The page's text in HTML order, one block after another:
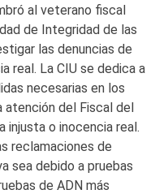
al veterano fiscal
de Integridad de las
las denuncias de
real. La CIU se dedica a
necesarias en los
atención del Fiscal del
injusta o inocencia real.
reclamaciones de
sea debido a pruebas
de ADN más